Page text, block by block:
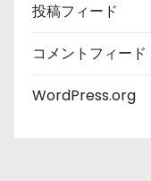
投稿フィード
コメントフィード
WordPress.org